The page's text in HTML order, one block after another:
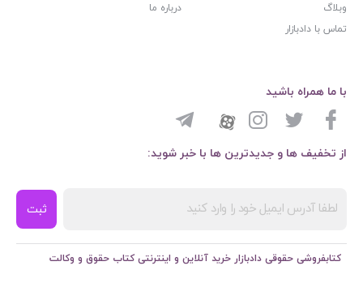
وبلاگ
درباره ما
تماس با دادبازار
از تخفیف ها و جدیدترین ها با خبر شوید:
ثبت
با ما همراه باشید
کتابفروشی حقوقی دادبازار خرید آنلاین و اینترنتی کتاب حقوق و وکالت